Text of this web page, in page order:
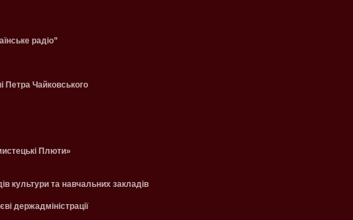
радіо”
Петра Чайковського
Плюти»
культури та навчальних закладів
держадміністрації